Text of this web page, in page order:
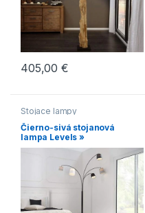
405,00€
Stojace lampy
Čierno-sivá stojanová
lampa Levels »